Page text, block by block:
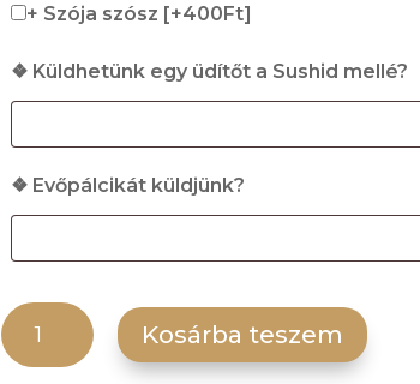
+ Szója szósz [+400Ft]
❖ Küldhetünk egy üdítőt a Sushid mellé?
❖ Evőpálcikát küldjünk?
Tofu tekercs mennyiség
Kosárba teszem